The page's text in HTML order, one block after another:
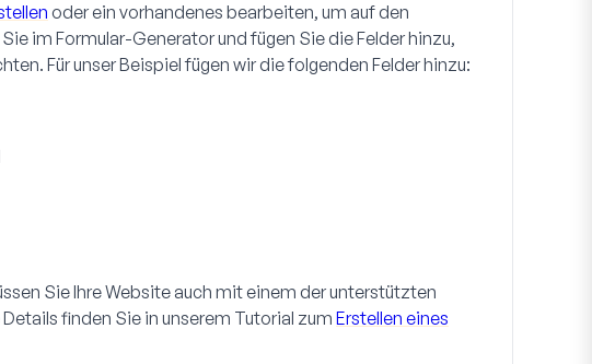
oder ein vorhandenes bearbeiten, um auf den
im Formular-Generator und fügen Sie die Felder hinzu,
Für unser Beispiel fügen wir die folgenden Felder hinzu:
Sie Ihre Website auch mit einem der unterstützten
finden Sie in unserem Tutorial zum Erstellen eines